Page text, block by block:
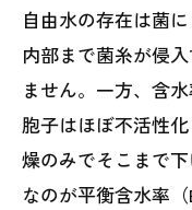
自由水の存在は菌
内部まで菌糸が侵
ません。一方、含
胞子はほぼ不活性
燥のみでそこまで
なのが平衡含水率